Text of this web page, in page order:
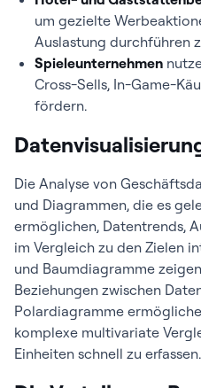
um gezielte
Auslastung durchführen
Spieleunternehmen
Cross-Sells, In-Game-
fördern.
Die Analyse von
und Diagrammen, die es
ermöglichen, Datentrends,
im Vergleich zu den Zielen
und Baumdiagramme
Beziehungen zwischen
Polardiagramme
komplexe multivariate
Einheiten schnell zu erfassen.